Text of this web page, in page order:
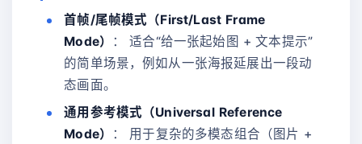
首帧/尾帧模式（First/Last Frame
Mode）
： 适合“给一张起始图 + 文本提示”
的简单场景，例如从一张海报延展出一段动
态画面。
通用参考模式（Universal Reference
Mode）
： 用于复杂的多模态组合（图片 +